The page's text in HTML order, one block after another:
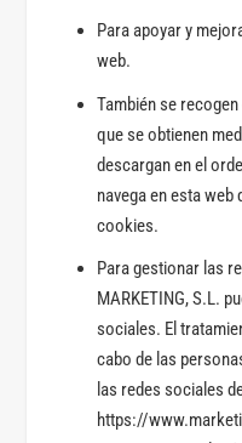
Para apoyar y
web.
También se
que se obtienen
descargan en el
navega en esta
cookies.
Para gestionar las
MARKETING, S.L.
sociales. El
cabo de las
las redes sociales
https://